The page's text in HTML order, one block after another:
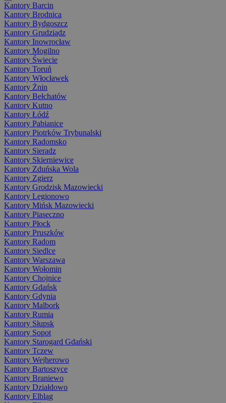
Kantory Barcin
Kantory Brodnica
Kantory Bydgoszcz
Kantory Grudziądz
Kantory Inowrocław
Kantory Mogilno
Kantory Świecie
Kantory Toruń
Kantory Włocławek
Kantory Żnin
Kantory Bełchatów
Kantory Kutno
Kantory Łódź
Kantory Pabianice
Kantory Piotrków Trybunalski
Kantory Radomsko
Kantory Sieradz
Kantory Skierniewice
Kantory Zduńska Wola
Kantory Zgierz
Kantory Grodzisk Mazowiecki
Kantory Legionowo
Kantory Mińsk Mazowiecki
Kantory Piaseczno
Kantory Płock
Kantory Pruszków
Kantory Radom
Kantory Siedlce
Kantory Warszawa
Kantory Wołomin
Kantory Chojnice
Kantory Gdańsk
Kantory Gdynia
Kantory Malbork
Kantory Rumia
Kantory Słupsk
Kantory Sopot
Kantory Starogard Gdański
Kantory Tczew
Kantory Wejherowo
Kantory Bartoszyce
Kantory Braniewo
Kantory Działdowo
Kantory Elbląg